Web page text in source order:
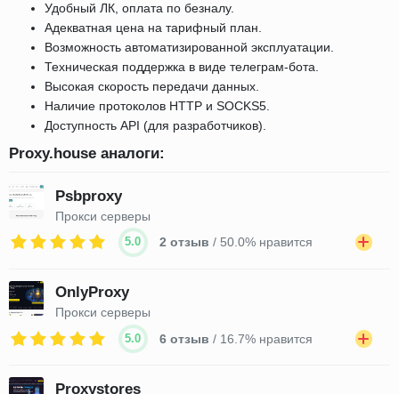
Удобный ЛК, оплата по безналу.
Адекватная цена на тарифный план.
Возможность автоматизированной эксплуатации.
Техническая поддержка в виде телеграм-бота.
Высокая скорость передачи данных.
Наличие протоколов HTTP и SOCKS5.
Доступность API (для разработчиков).
Proxy.house аналоги:
Psbproxy
Прокси серверы
5.0 2 отзыв / 50.0% нравится
OnlyProxy
Прокси серверы
5.0 6 отзыв / 16.7% нравится
Proxystores